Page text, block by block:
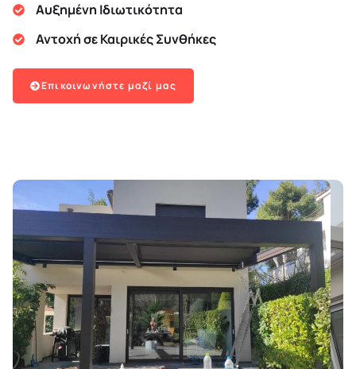
Αυξημένη Ιδιωτικότητα
Αντοχή σε Καιρικές Συνθήκες
Επικοινωνήστε μαζί μας